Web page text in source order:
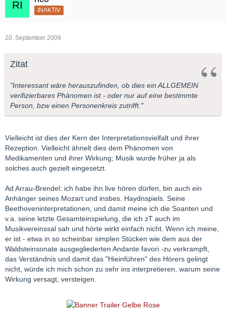
INAKTIV
20. September 2009
Zitat
"Interessant wäre herauszufinden, ob dies ein ALLGEMEIN
verifizierbares Phänomen ist - oder nur auf eine bestimmte
Person, bzw einen Personenkreis zutrifft."
Vielleicht ist dies der Kern der Interpretationsvielfalt und ihrer
Rezeption. Vielleicht ähnelt dies dem Phänomen von
Medikamenten und ihrer Wirkung; Musik wurde früher ja als
solches auch gezielt eingesetzt.
Ad Arrau-Brendel: ich habe ihn live hören dürfen, bin auch ein
Anhänger seines Mozart und insbes. Haydnspiels. Seine
Beethoveninterpretationen, und damit meine ich die Soanten und
v.a. seine letzte Gesamteinspielung, die ich zT auch im
Musikvereinssal sah und hörte wirkt einfach nicht. Wenn ich meine,
er ist - etwa in so scheinbar simplen Stücken wie dem aus der
Waldsteinsonate ausgegliederten Andante favori -zu verkrampft,
das Verständnis und damit das "Hieinführen" des Hörers gelingt
nicht, würde ich mich schon zu sehr ins interpretieren, warum seine
Wirkung versagt, versteigen.